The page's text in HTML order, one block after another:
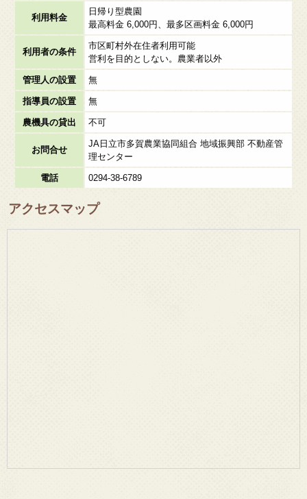
利用料金
日帰り型農園
最高料金 6,000円、最多区画料金 6,000円
利用者の条件
市区町村外在住者利用可能
営利を目的としない。農業者以外
管理人の設置 無
指導員の設置 無
農機具の貸出 不可
お問合せ
JA日立市多賀農業協同組合 地域振興部 不動産管
理センター
電話 0294-38-6789
アクセスマップ